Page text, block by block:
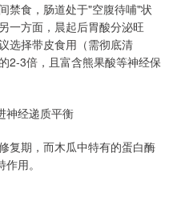
禁食，肠道处于"空腹待哺"状
一方面，晨起后胃酸分泌旺
选择带皮食用（需彻底清
2-3倍，且富含熊果酸等神经保
神经递质平衡
复期，而木瓜中特有的蛋白酶
用。